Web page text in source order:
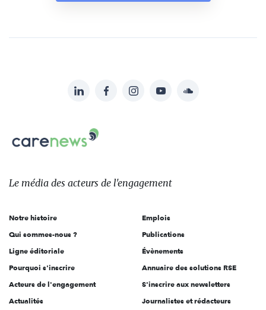
sur:
LinkedInFacebookInstagramYouTubeSoundcloud
Carenews,
Le
des
l'engagement
Le média des acteurs de l'engagement
Notre histoire
Qui sommes-nous ?
Ligne éditoriale
Pourquoi s'inscrire
Acteurs de l'engagement
Actualités
Emplois
Publications
Évènements
Annuaire des solutions RSE
S'inscrire aux newsletters
Journalistes et rédacteurs